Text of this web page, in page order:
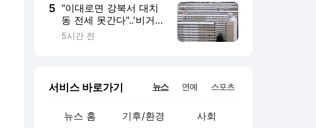
5 "이대로면 강북서 대치
동 전세 못간다"..'비거주
1주택' 예외기준 촉각
5시간 전
서비스 바로가기 뉴스 연예 스포츠
뉴스 홈 기후/환경 사회